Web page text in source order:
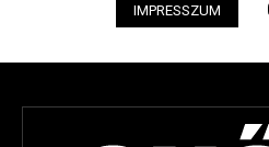
IMPRESSZUM